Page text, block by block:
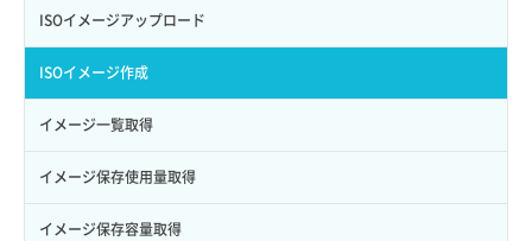
Credential削除
Credential詳細取得
サブユーザーからロールを紐づけ解除
サブユーザーにロールを紐づけ
サブユーザー一覧取得
スナップショット作成
スナップショット削除
スナップショット復元
スナップショット詳細一覧取得
スナップショット詳細取得（アイテム指定）
ISOイメージアップロード
ISOイメージ作成
イメージ一覧取得
イメージ保存使用量取得
イメージ保存容量取得